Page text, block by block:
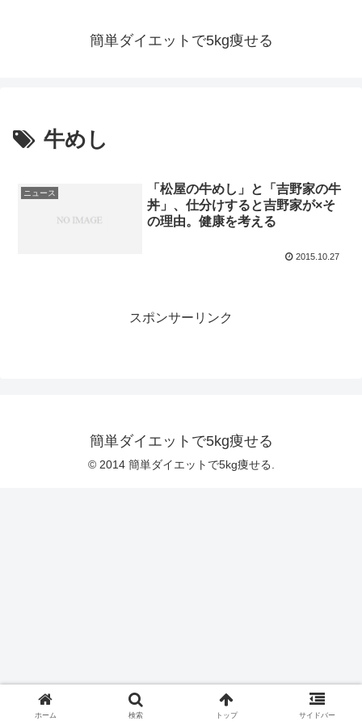
簡単ダイエットで5kg痩せる
牛めし
ニュース
「松屋の牛めし」と「吉野家の牛
丼」、仕分けすると吉野家が×そ
の理由。健康を考える
2015.10.27
スポンサーリンク
簡単ダイエットで5kg痩せる
© 2014 簡単ダイエットで5kg痩せる.
ホーム 検索 トップ サイドバー